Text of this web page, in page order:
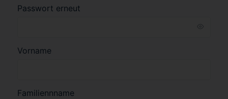
Passwort erneut
Vorname
Familiennname